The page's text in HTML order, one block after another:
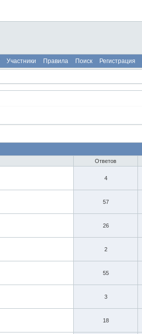
Участники Правила Поиск Регистрация
Ответов
4
57
26
2
55
3
18